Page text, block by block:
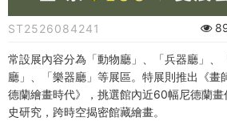
16、
17
世
紀
ST2526084241
常設展內容分為「動物廳」、「兵器廳」、
廳」、「樂器廳」等展區。特展則推出《畫
德蘭繪畫時代》，挑選館內近60幅尼德蘭
史研究，跨時空揭密館藏繪畫。